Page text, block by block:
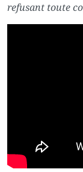
refusant toute